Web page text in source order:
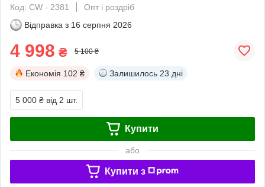
Код: CW - 2381
Опт і роздріб
Відправка з 16 серпня 2026
4 998 ₴ 5 100 ₴
Економія 102 ₴ Залишилось 23 дні
5 000 ₴ від 2 шт.
Купити
або
Купити з